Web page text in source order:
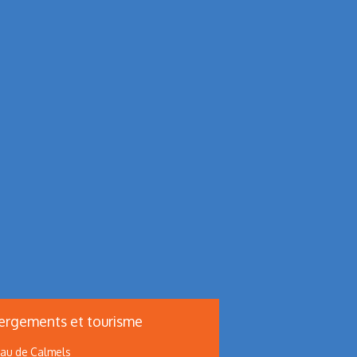
et tourisme
de Calmels